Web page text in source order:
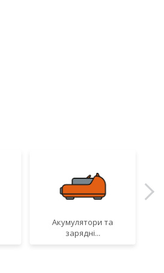
Акумулятори та
зарядні...